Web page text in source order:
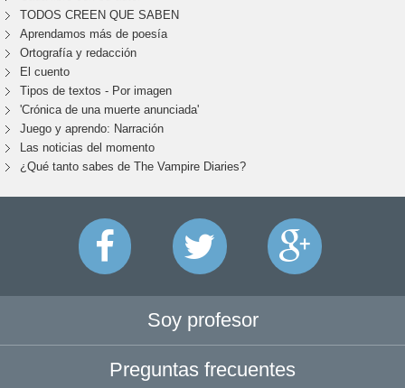
TODOS CREEN QUE SABEN
Aprendamos más de poesía
Ortografía y redacción
El cuento
Tipos de textos - Por imagen
'Crónica de una muerte anunciada'
Juego y aprendo: Narración
Las noticias del momento
¿Qué tanto sabes de The Vampire Diaries?
Soy profesor
Preguntas frecuentes